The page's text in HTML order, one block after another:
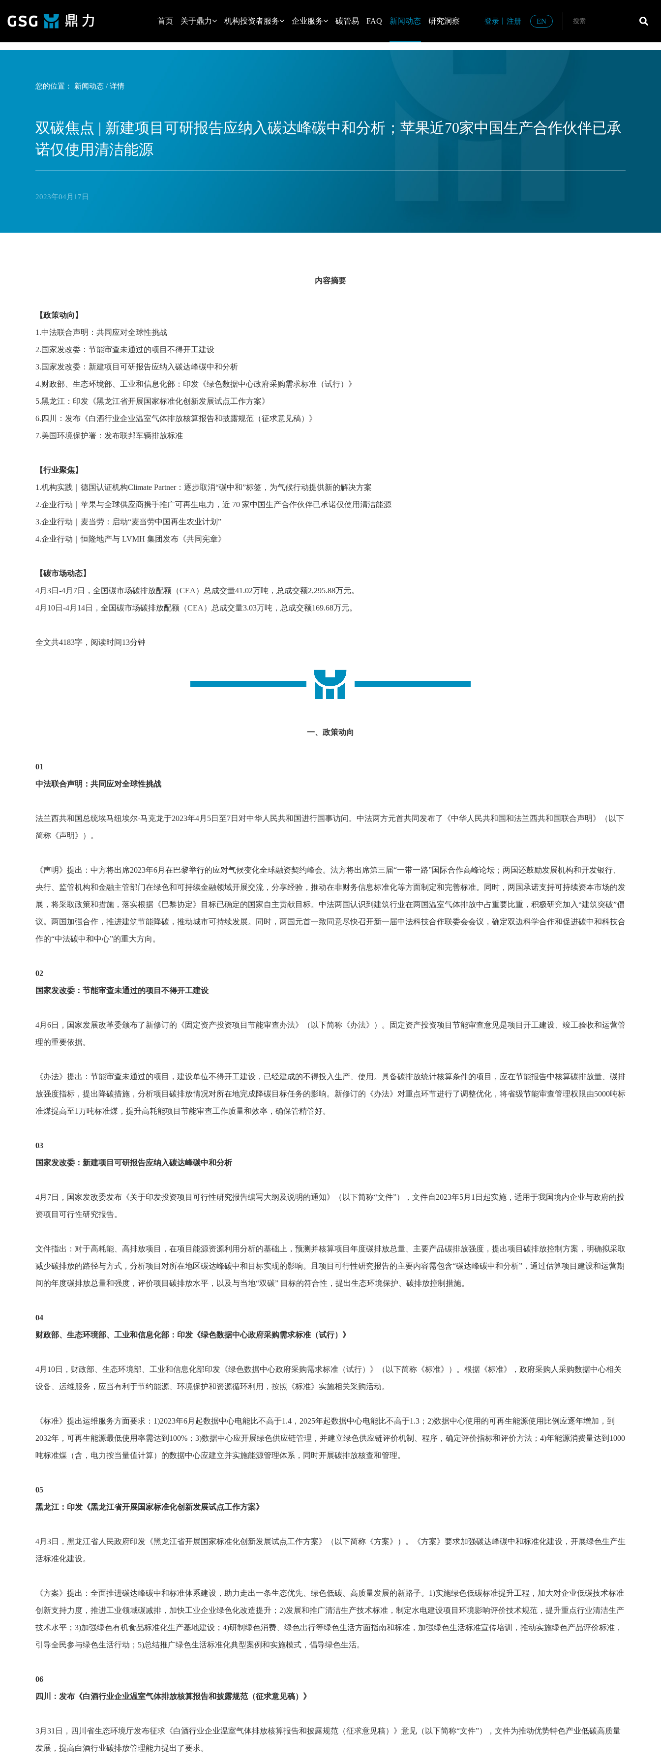
首页 关于鼎力 机构投资者服务 企业服务 碳管易 FAQ 新闻动态 研究洞察 登录 注册 EN
您的位置： 新闻动态 / 详情
双碳焦点 | 新建项目可研报告应纳入碳达峰碳中和分析；苹果近70家中国生产合作伙伴已承
诺仅使用清洁能源
2023年04月17日
内容摘要
【政策动向】
1.中法联合声明：共同应对全球性挑战
2.国家发改委：节能审查未通过的项目不得开工建设
3.国家发改委：新建项目可研报告应纳入碳达峰碳中和分析
4.财政部、生态环境部、工业和信息化部：印发《绿色数据中心政府采购需求标准（试行）》
5.黑龙江：印发《黑龙江省开展国家标准化创新发展试点工作方案》
6.四川：发布《白酒行业企业温室气体排放核算报告和披露规范（征求意见稿）》
7.美国环境保护署：发布联邦车辆排放标准
【行业聚焦】
1.机构实践｜德国认证机构Climate Partner：逐步取消“碳中和”标签，为气候行动提供新的解决方案
2.企业行动｜苹果与全球供应商携手推广可再生电力，近 70 家中国生产合作伙伴已承诺仅使用清洁能源
3.企业行动｜麦当劳：启动“麦当劳中国再生农业计划”
4.企业行动｜恒隆地产与 LVMH 集团发布《共同宪章》
【碳市场动态】
4月3日-4月7日，全国碳市场碳排放配额（CEA）总成交量41.02万吨，总成交额2,295.88万元。
4月10日-4月14日，全国碳市场碳排放配额（CEA）总成交量3.03万吨，总成交额169.68万元。
全文共4183字，阅读时间13分钟
一、政策动向
01
中法联合声明：共同应对全球性挑战
法兰西共和国总统埃马纽埃尔·马克龙于2023年4月5日至7日对中华人民共和国进行国事访问。中法两方元首共同发布了《中华人民共和国和法兰西共和国联合声明》（以下
简称《声明》）。
《声明》提出：中方将出席2023年6月在巴黎举行的应对气候变化全球融资契约峰会。法方将出席第三届“一带一路”国际合作高峰论坛；两国还鼓励发展机构和开发银行、
央行、监管机构和金融主管部门在绿色和可持续金融领域开展交流，分享经验，推动在非财务信息标准化等方面制定和完善标准。同时，两国承诺支持可持续资本市场的发
展，将采取政策和措施，落实根据《巴黎协定》目标已确定的国家自主贡献目标。中法两国认识到建筑行业在两国温室气体排放中占重要比重，积极研究加入“建筑突破”倡
议。两国加强合作，推进建筑节能降碳，推动城市可持续发展。同时，两国元首一致同意尽快召开新一届中法科技合作联委会会议，确定双边科学合作和促进碳中和科技合
作的“中法碳中和中心”的重大方向。
02
国家发改委：节能审查未通过的项目不得开工建设
4月6日，国家发展改革委颁布了新修订的《固定资产投资项目节能审查办法》（以下简称《办法》）。固定资产投资项目节能审查意见是项目开工建设、竣工验收和运营管
理的重要依据。
《办法》提出：节能审查未通过的项目，建设单位不得开工建设，已经建成的不得投入生产、使用。具备碳排放统计核算条件的项目，应在节能报告中核算碳排放量、碳排
放强度指标，提出降碳措施，分析项目碳排放情况对所在地完成降碳目标任务的影响。新修订的《办法》对重点环节进行了调整优化，将省级节能审查管理权限由5000吨标
准煤提高至1万吨标准煤，提升高耗能项目节能审查工作质量和效率，确保管精管好。
03
国家发改委：新建项目可研报告应纳入碳达峰碳中和分析
4月7日，国家发改委发布《关于印发投资项目可行性研究报告编写大纲及说明的通知》（以下简称“文件”），文件自2023年5月1日起实施，适用于我国境内企业与政府的投
资项目可行性研究报告。
文件指出：对于高耗能、高排放项目，在项目能源资源利用分析的基础上，预测并核算项目年度碳排放总量、主要产品碳排放强度，提出项目碳排放控制方案，明确拟采取
减少碳排放的路径与方式，分析项目对所在地区碳达峰碳中和目标实现的影响。且项目可行性研究报告的主要内容需包含“碳达峰碳中和分析”，通过估算项目建设和运营期
间的年度碳排放总量和强度，评价项目碳排放水平，以及与当地“双碳” 目标的符合性，提出生态环境保护、碳排放控制措施。
04
财政部、生态环境部、工业和信息化部：印发《绿色数据中心政府采购需求标准（试行）》
4月10日，财政部、生态环境部、工业和信息化部印发《绿色数据中心政府采购需求标准（试行）》（以下简称《标准》）。根据《标准》，政府采购人采购数据中心相关
设备、运维服务，应当有利于节约能源、环境保护和资源循环利用，按照《标准》实施相关采购活动。
《标准》提出运维服务方面要求：1)2023年6月起数据中心电能比不高于1.4，2025年起数据中心电能比不高于1.3；2)数据中心使用的可再生能源使用比例应逐年增加，到
2032年，可再生能源最低使用率需达到100%；3)数据中心应开展绿色供应链管理，并建立绿色供应链评价机制、程序，确定评价指标和评价方法；4)年能源消费量达到1000
吨标准煤（含，电力按当量值计算）的数据中心应建立并实施能源管理体系，同时开展碳排放核查和管理。
05
黑龙江：印发《黑龙江省开展国家标准化创新发展试点工作方案》
4月3日，黑龙江省人民政府印发《黑龙江省开展国家标准化创新发展试点工作方案》（以下简称《方案》）。《方案》要求加强碳达峰碳中和标准化建设，开展绿色生产生
活标准化建设。
《方案》提出：全面推进碳达峰碳中和标准体系建设，助力走出一条生态优先、绿色低碳、高质量发展的新路子。1)实施绿色低碳标准提升工程，加大对企业低碳技术标准
创新支持力度，推进工业领域碳减排，加快工业企业绿色化改造提升；2)发展和推广清洁生产技术标准，制定水电建设项目环境影响评价技术规范，提升重点行业清洁生产
技术水平；3)加强绿色有机食品标准化生产基地建设；4)研制绿色消费、绿色出行等绿色生活方面指南和标准，加强绿色生活标准宣传培训，推动实施绿色产品评价标准，
引导全民参与绿色生活行动；5)总结推广绿色生活标准化典型案例和实施模式，倡导绿色生活。
06
四川：发布《白酒行业企业温室气体排放核算报告和披露规范（征求意见稿）》
3月31日，四川省生态环境厅发布征求《白酒行业企业温室气体排放核算报告和披露规范（征求意见稿）》意见（以下简称“文件”），文件为推动优势特色产业低碳高质量
发展，提高白酒行业碳排放管理能力提出了要求。